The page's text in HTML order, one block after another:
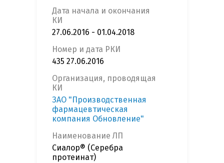
Дата начала и окончания
КИ
27.06.2016 - 01.04.2018
Номер и дата РКИ
435 27.06.2016
Организация, проводящая
КИ
ЗАО "Производственная
фармацевтическая
компания Обновление"
Наименование ЛП
Сиалор® (Серебра
протеинат)